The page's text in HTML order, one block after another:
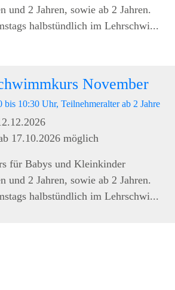
und 2 Jahren, sowie ab 2 Jahren.
halbstündlich im Lehrschwi...
November
bis 10:30 Uhr, Teilnehmeralter ab 2 Jahre
17.10.2026 möglich
für Babys und Kleinkinder
und 2 Jahren, sowie ab 2 Jahren.
halbstündlich im Lehrschwi...